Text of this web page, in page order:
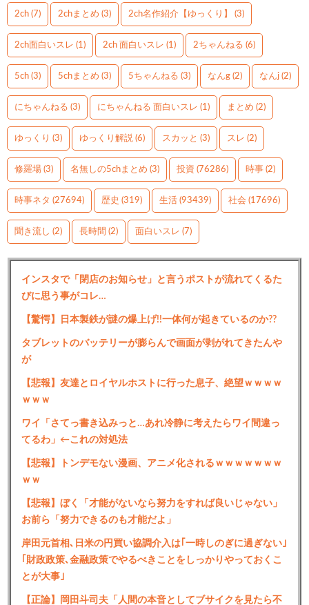
2ch (7) 2chまとめ (3) 2ch名作紹介【ゆっくり】 (3)
2ch面白いスレ (1) 2ch 面白いスレ (1) 2ちゃんねる (6)
5ch (3) 5chまとめ (3) 5ちゃんねる (3) なんg (2) なんj (2)
にちゃんねる (3) にちゃんねる 面白いスレ (1) まとめ (2)
ゆっくり (3) ゆっくり解説 (6) スカッと (3) スレ (2)
修羅場 (3) 名無しの5chまとめ (3) 投資 (76286) 時事 (2)
時事ネタ (27694) 歴史 (319) 生活 (93439) 社会 (17696)
聞き流し (2) 長時間 (2) 面白いスレ (7)
インスタで「閉店のお知らせ」と言うポストが流れてくるた
びに思う事がコレ…
【驚愕】日本製鉄が謎の爆上げ!!一体何が起きているのか??
タブレットのバッテリーが膨らんで画面が剥がれてきたんや
が
【悲報】友達とロイヤルホストに行った息子、絶望ｗｗｗｗ
ｗｗｗ
ワイ「さてっ書き込みっと…あれ冷静に考えたらワイ間違っ
てるわ」←これの対処法
【悲報】トンデモない漫画、アニメ化されるｗｗｗｗｗｗｗ
ｗｗ
【悲報】ぼく「才能がないなら努力をすれば良いじゃない」
お前ら「努力できるのも才能だよ」
岸田元首相､日米の円買い協調介入は｢一時しのぎに過ぎない｣
｢財政政策､金融政策でやるべきことをしっかりやっておくこ
とが大事｣
【正論】岡田斗司夫「人間の本音としてブサイクを見たら不